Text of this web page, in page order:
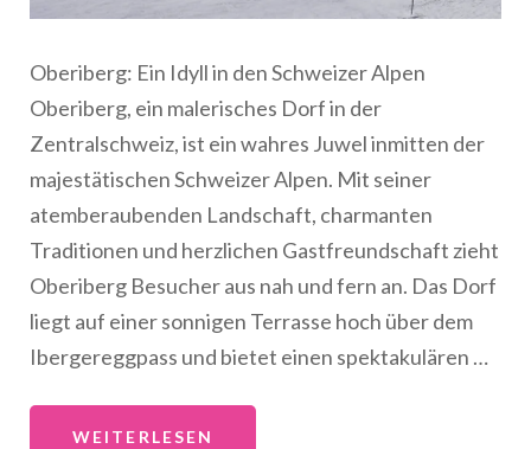
Oberiberg: Ein Idyll in den Schweizer Alpen
Oberiberg, ein malerisches Dorf in der
Zentralschweiz, ist ein wahres Juwel inmitten der
majestätischen Schweizer Alpen. Mit seiner
atemberaubenden Landschaft, charmanten
Traditionen und herzlichen Gastfreundschaft zieht
Oberiberg Besucher aus nah und fern an. Das Dorf
liegt auf einer sonnigen Terrasse hoch über dem
Ibergereggpass und bietet einen spektakulären …
WEITERLESEN